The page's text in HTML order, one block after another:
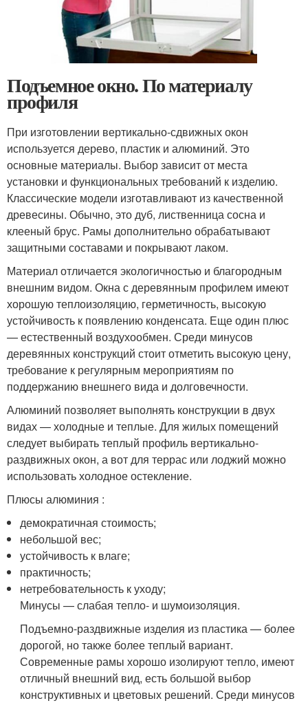
Подъемное окно. По материалу
профиля
При изготовлении вертикально-сдвижных окон
используется дерево, пластик и алюминий. Это
основные материалы. Выбор зависит от места
установки и функциональных требований к изделию.
Классические модели изготавливают из качественной
древесины. Обычно, это дуб, лиственница сосна и
клееный брус. Рамы дополнительно обрабатывают
защитными составами и покрывают лаком.
Материал отличается экологичностью и благородным
внешним видом. Окна с деревянным профилем имеют
хорошую теплоизоляцию, герметичность, высокую
устойчивость к появлению конденсата. Еще один плюс
— естественный воздухообмен. Среди минусов
деревянных конструкций стоит отметить высокую цену,
требование к регулярным мероприятиям по
поддержанию внешнего вида и долговечности.
Алюминий позволяет выполнять конструкции в двух
видах — холодные и теплые. Для жилых помещений
следует выбирать теплый профиль вертикально-
раздвижных окон, а вот для террас или лоджий можно
использовать холодное остекление.
Плюсы алюминия :
демократичная стоимость;
небольшой вес;
устойчивость к влаге;
практичность;
нетребовательность к уходу;
Минусы — слабая тепло- и шумоизоляция.
Подъемно-раздвижные изделия из пластика — более
дорогой, но также более теплый вариант.
Современные рамы хорошо изолируют тепло, имеют
отличный внешний вид, есть большой выбор
конструктивных и цветовых решений. Среди минусов